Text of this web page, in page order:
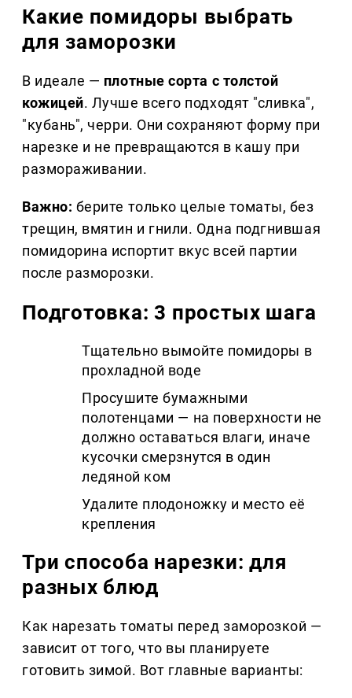
Какие помидоры выбрать
для заморозки
В идеале — плотные сорта с толстой
кожицей. Лучше всего подходят "сливка",
"кубань", черри. Они сохраняют форму при
нарезке и не превращаются в кашу при
размораживании.
Важно: берите только целые томаты, без
трещин, вмятин и гнили. Одна подгнившая
помидорина испортит вкус всей партии
после разморозки.
Подготовка: 3 простых шага
Тщательно вымойте помидоры в
прохладной воде
Просушите бумажными
полотенцами — на поверхности не
должно оставаться влаги, иначе
кусочки смерзнутся в один
ледяной ком
Удалите плодоножку и место её
крепления
Три способа нарезки: для
разных блюд
Как нарезать томаты перед заморозкой —
зависит от того, что вы планируете
готовить зимой. Вот главные варианты: